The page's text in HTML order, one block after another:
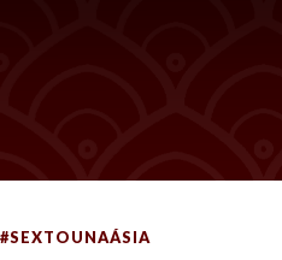
#SEXTOUNAÁSIA